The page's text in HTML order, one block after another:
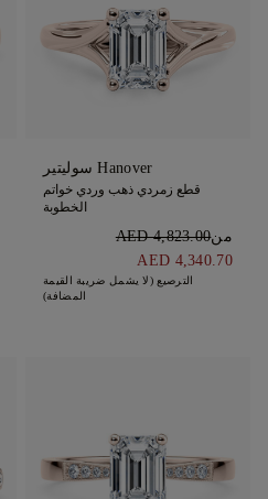
Hanover سوليتير
قطع زمردي ذهب وردي خواتم
الخطوبة
منAED 4,823.00
AED 4,340.70
الترصيع (لا يشمل ضريبة القيمة
المضافة)